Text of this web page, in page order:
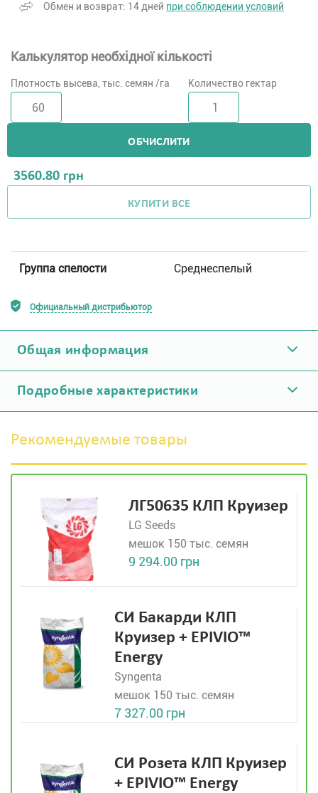
Обмен и возврат: 14 дней при соблюдении условий
Калькулятор необхідної кількості
Плотность высева, тыс. семян /га Количество гектар
ОБЧИСЛИТИ
3560.80 грн
КУПИТИ ВСЕ
Группа спелости Среднеспелый
Официальный дистрибьютор
Общая информация
Подробные характеристики
Рекомендуемые товары
ЛГ50635 КЛП Круизер
LG Seeds
мешок 150 тыс. семян
9 294.00 грн
СИ Бакарди КЛП
Круизер + EPIVIO™
Energy
Syngenta
мешок 150 тыс. семян
7 327.00 грн
СИ Розета КЛП Круизер
+ EPIVIO™ Energy